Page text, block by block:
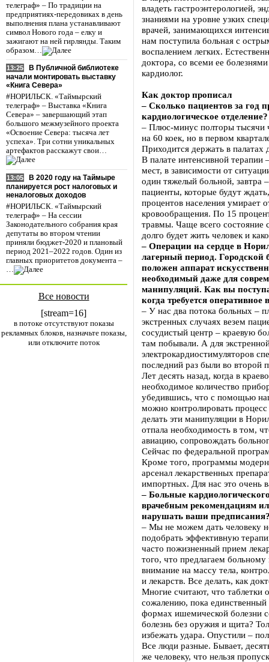
телеграф» – По традиции на
предприятиях-передовиках в день
выполнения плана устанавливают
символ Нового года – елку и
зажигают на ней гирлянды. Таким
образом…
13:25
В Публичной библиотеке
начали монтировать выставку
«Книга Севера»
#НОРИЛЬСК. «Таймырский
телеграф» – Выставка «Книга
Севера» – завершающий этап
большого межмузейного проекта
«Освоение Севера: тысяча лет
успеха». Три сотни уникальных
артефактов расскажут свои…
13:05
В 2020 году на Таймыре
планируется рост налоговых и
неналоговых доходов
#НОРИЛЬСК. «Таймырский
телеграф» – На сессии
Законодательного собрания края
депутаты во втором чтении
приняли бюджет-2020 и плановый
период 2021–2022 годов. Один из
главных приоритетов документа –
…
Все новости
[stream=16]
в потоке отсутствуют показы
рекламных блоков, назначьте показы,
или отключите поток
владеть гастроэнтерологией,
знаниями на уровне узких
врачей, занимающихся
нам поступила больная с
воспалением легких.
доктора, со всеми ее
кардиолог.
Как доктор прописал
– Сколько пациентов за год
кардиологическое отделение?
– Плюс-минус полторы тысячи
на 60 коек, но в первом
Приходится держать в палатах
В палате интенсивной
мест, в зависимости от
один тяжелый больной, завтра
пациенты, которые будут
процентов населения умирает
кровообращения. По 15
травмы. Чаще всего состояние
долго будет жить человек и
– Операции на сердце в
лагерный период. Городской
положен аппарат
необходимый даже для
манипуляций. Как вы
когда требуется оперативное
– У нас два потока больных –
экстренных случаях везем
сосудистый центр – краевую
там побывали. А для
электрокардиостимуляторов
последний раз были во второй
Лет десять назад, когда в
необходимое количество
убедившись, что с помощью
можно контролировать
делать эти манипуляции в
отпала необходимость в том,
авиацию, сопровождать
Сейчас по федеральной
Кроме того, программы
арсенал лекарственных
импортных. Для нас это очень
– Больные
врачебным рекомендациям
нарушать ваши
– Мы не можем дать человеку
подобрать эффективную
часто пожизненный прием
того, что предлагаем
внимание на массу тела,
и лекарств. Все делать, как
Многие считают, что таблетки
сожалению, пока
формах ишемической болезни
болезнь без оружия и щита?
избежать удара. Опустили –
Все люди разные. Бывает,
же человеку, что нельзя